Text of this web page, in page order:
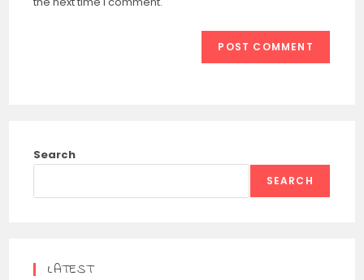
Search
SEARCH
LATEST